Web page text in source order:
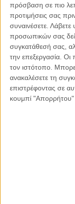
πρόσβαση σε πιο
προτιμήσεις σας
συναινέσετε. Λάβετε
προσωπικών σας
συγκατάθεσή σας,
την επεξεργασία. Οι
τον ιστότοπο.
ανακαλέσετε τη
επιστρέφοντας σε
κουμπί "Απορρήτου"